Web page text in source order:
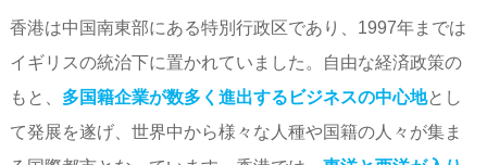
香港は中国南東部にある特別行政区であり、1997年までは
イギリスの統治下に置かれていました。自由な経済政策の
もと、 多国籍企業が数多く進出するビジネスの中心地とし
て発展を遂げ、世界中から様々な人種や国籍の人々が集ま